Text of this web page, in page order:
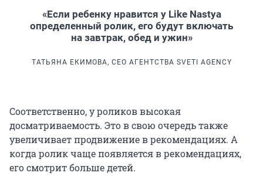
«Если ребенку нравится у Like Nastya
определенный ролик, его будут включать
на завтрак, обед и ужин»
ТАТЬЯНА ЕКИМОВА, CEO АГЕНТСТВА SVETI AGENCY
Соответственно, у роликов высокая
досматриваемость. Это в свою очередь также
увеличивает продвижение в рекомендациях. А
когда ролик чаще появляется в рекомендациях,
его смотрит больше детей.